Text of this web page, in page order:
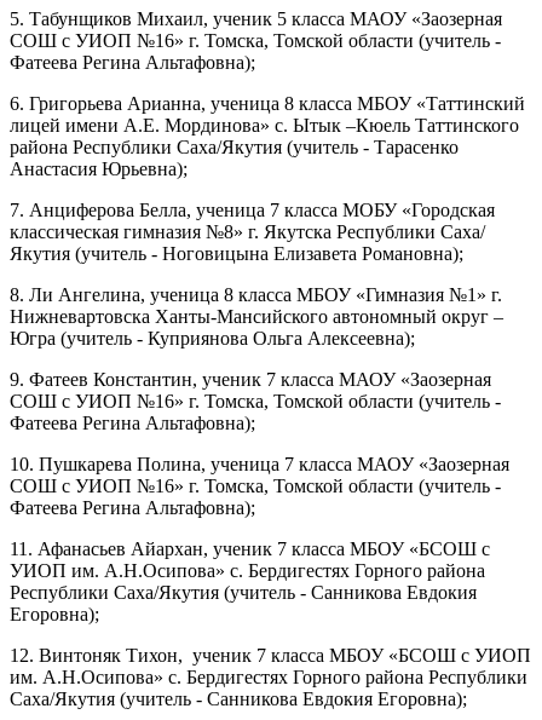
5. Табунщиков Михаил, ученик 5 класса МАОУ «Заозерная
СОШ с УИОП №16» г. Томска, Томской области (учитель -
Фатеева Регина Альтафовна);
6. Григорьева Арианна, ученица 8 класса МБОУ «Таттинский
лицей имени А.Е. Мординова» с. Ытык –Кюель Таттинского
района Республики Саха/Якутия (учитель - Тарасенко
Анастасия Юрьевна);
7. Анциферова Белла, ученица 7 класса МОБУ «Городская
классическая гимназия №8» г. Якутска Республики Саха/
Якутия (учитель - Ноговицына Елизавета Романовна);
8. Ли Ангелина, ученица 8 класса МБОУ «Гимназия №1» г.
Нижневартовска Ханты-Мансийского автономный округ –
Югра (учитель - Куприянова Ольга Алексеевна);
9. Фатеев Константин, ученик 7 класса МАОУ «Заозерная
СОШ с УИОП №16» г. Томска, Томской области (учитель -
Фатеева Регина Альтафовна);
10. Пушкарева Полина, ученица 7 класса МАОУ «Заозерная
СОШ с УИОП №16» г. Томска, Томской области (учитель -
Фатеева Регина Альтафовна);
11. Афанасьев Айархан, ученик 7 класса МБОУ «БСОШ с
УИОП им. А.Н.Осипова» с. Бердигестях Горного района
Республики Саха/Якутия (учитель - Санникова Евдокия
Егоровна);
12. Винтоняк Тихон, ученик 7 класса МБОУ «БСОШ с УИОП
им. А.Н.Осипова» с. Бердигестях Горного района Республики
Саха/Якутия (учитель - Санникова Евдокия Егоровна);